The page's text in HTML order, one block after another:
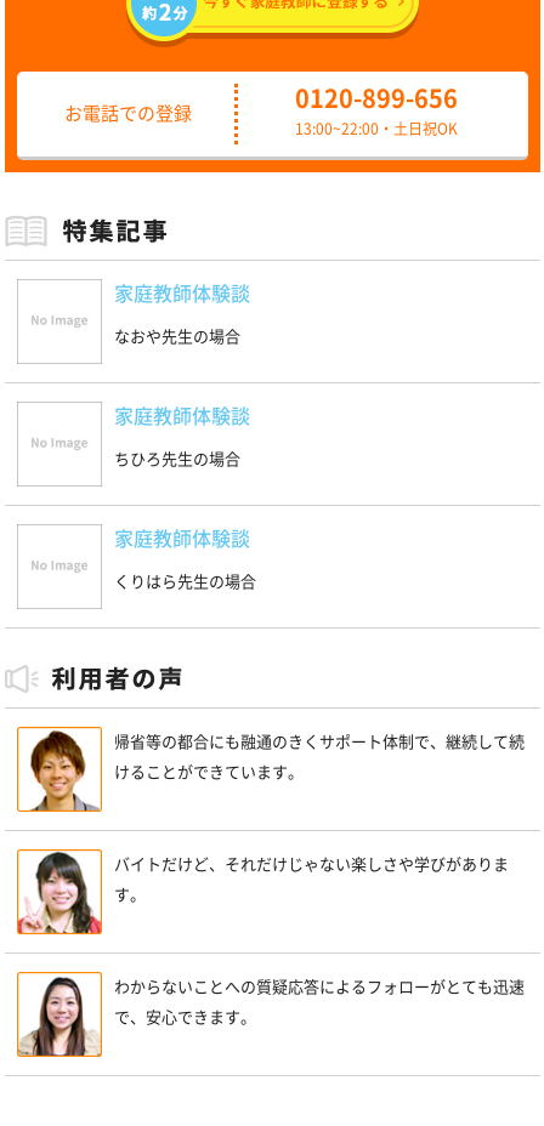
お電話での登録
0120-899-656
13:00~22:00・土日祝OK
家庭教師体験談
なおや先生の場合
家庭教師体験談
ちひろ先生の場合
家庭教師体験談
くりはら先生の場合
帰省等の都合にも融通のきくサポート体制で、継続して続
けることができています。
バイトだけど、それだけじゃない楽しさや学びがありま
す。
わからないことへの質疑応答によるフォローがとても迅速
で、安心できます。